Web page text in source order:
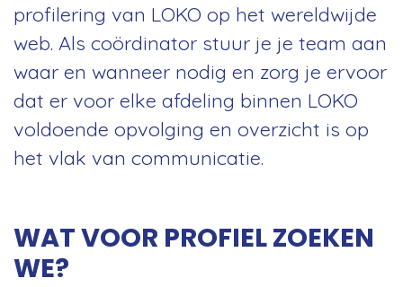
profilering van LOKO op het wereldwijde
web. Als coördinator stuur je je team aan
waar en wanneer nodig en zorg je ervoor
dat er voor elke afdeling binnen LOKO
voldoende opvolging en overzicht is op
het vlak van communicatie.
WAT VOOR PROFIEL ZOEKEN
WE?